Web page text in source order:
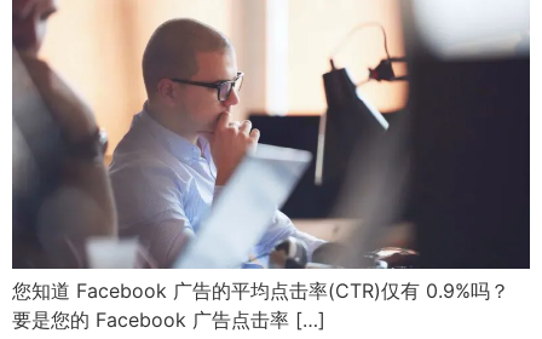
您知道 Facebook 广告的平均点击率(CTR)仅有 0.9%吗？
要是您的 Facebook 广告点击率 […]